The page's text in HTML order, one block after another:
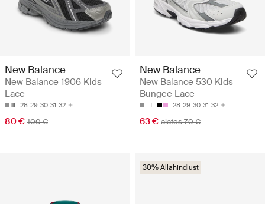
New Balance
New Balance 1906 Kids
Lace
28 29 30 31 32
80 € 100 €
New Balance
New Balance 530 Kids
Bungee Lace
28 29 30 31 32
63 € alates 70 €
30% Allahindlust